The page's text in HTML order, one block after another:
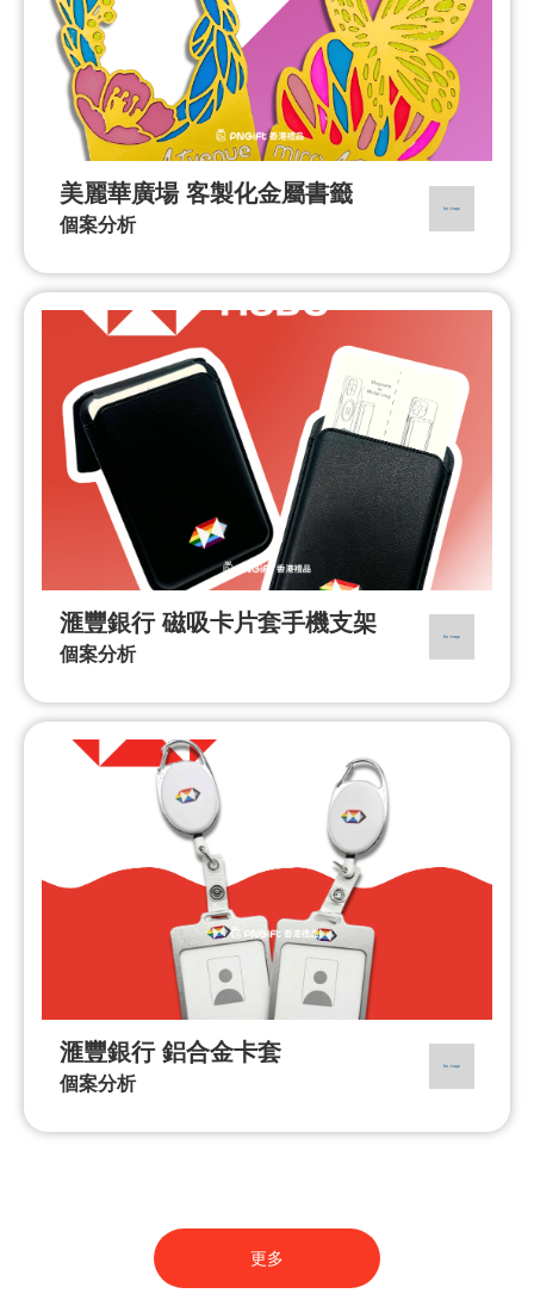
美麗華廣場 客製化金屬書籤
個案分析
滙豐銀行 磁吸卡片套手機支架
個案分析
滙豐銀行 鋁合金卡套
個案分析
更多